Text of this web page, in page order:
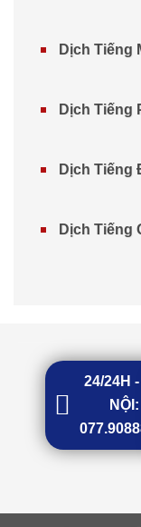
Dịch Tiếng
Dịch Tiếng
Dịch Tiếng
Dịch Tiếng
24/24H -
NỘI: